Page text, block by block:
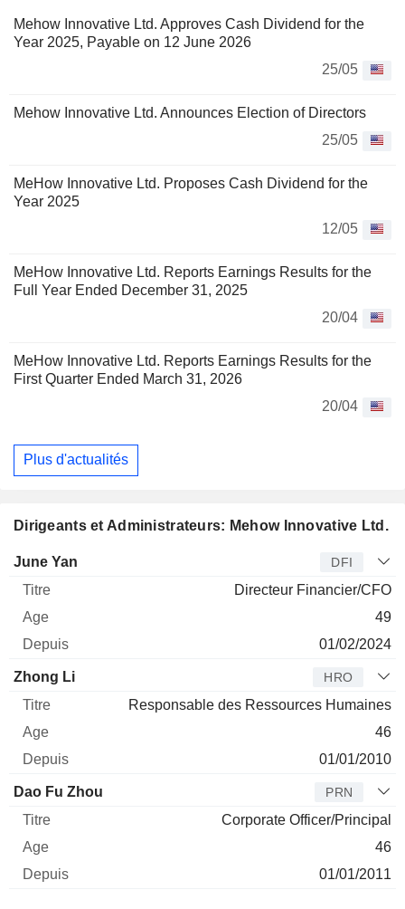
Mehow Innovative Ltd. Approves Cash Dividend for the
Year 2025, Payable on 12 June 2026
25/05
Mehow Innovative Ltd. Announces Election of Directors
25/05
MeHow Innovative Ltd. Proposes Cash Dividend for the
Year 2025
12/05
MeHow Innovative Ltd. Reports Earnings Results for the
Full Year Ended December 31, 2025
20/04
MeHow Innovative Ltd. Reports Earnings Results for the
First Quarter Ended March 31, 2026
20/04
Plus d'actualités
Dirigeants et Administrateurs: Mehow Innovative Ltd.
Dirigeant
June Yan DFI
Directeur Financier/CFO
49
01/02/2024
Zhong Li HRO
Responsable des Ressources Humaines
46
01/01/2010
Dao Fu Zhou PRN
Corporate Officer/Principal
46
01/01/2011